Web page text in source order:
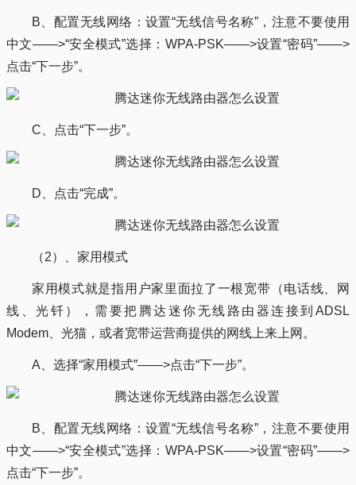
B、配置无线网络：设置“无线信号名称”，注意不要使用
中文——>“安全模式”选择：WPA-PSK——>设置“密码”——>
点击“下一步”。
C、点击“下一步”。
D、点击“完成”。
（2）、家用模式
家用模式就是指用户家里面拉了一根宽带（电话线、网
线、光钎），需要把腾达迷你无线路由器连接到ADSL
Modem、光猫，或者宽带运营商提供的网线上来上网。
A、选择“家用模式”——>点击“下一步”。
B、配置无线网络：设置“无线信号名称”，注意不要使用
中文——>“安全模式”选择：WPA-PSK——>设置“密码”——>
点击“下一步”。